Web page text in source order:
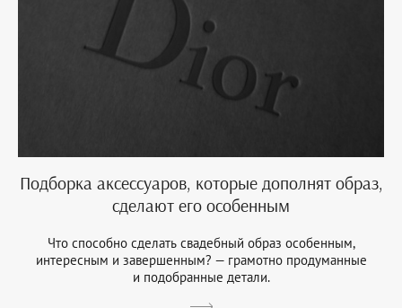
Подборка аксессуаров, которые дополнят образ,
сделают его особенным
Что способно сделать свадебный образ особенным,
интересным и завершенным? — грамотно продуманные
и подобранные детали.